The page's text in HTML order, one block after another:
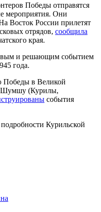
Победы отправятся
мероприятия. Они
Восток России прилетят
отрядов, сообщила
края.
и решающим событием
года.
Победы в Великой
Шумшу (Курилы,
события
подробности Курильской